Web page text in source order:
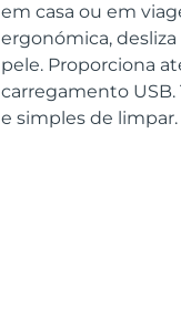
em casa ou em
ergonómica,
pele. Proporciona
carregamento
e simples de limpar.